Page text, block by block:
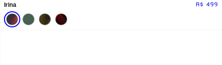
Irina R$ 499